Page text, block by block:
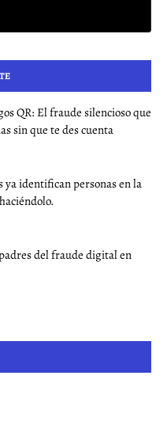
QR: El fraude silencioso que
sin que te des cuenta
ya identifican personas en la
del fraude digital en